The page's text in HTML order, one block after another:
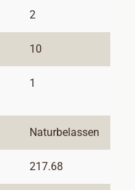
2
10
1
Naturbelassen
217.68